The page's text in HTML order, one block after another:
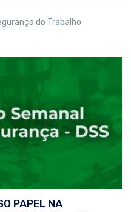
do Trabalho
PAPEL NA